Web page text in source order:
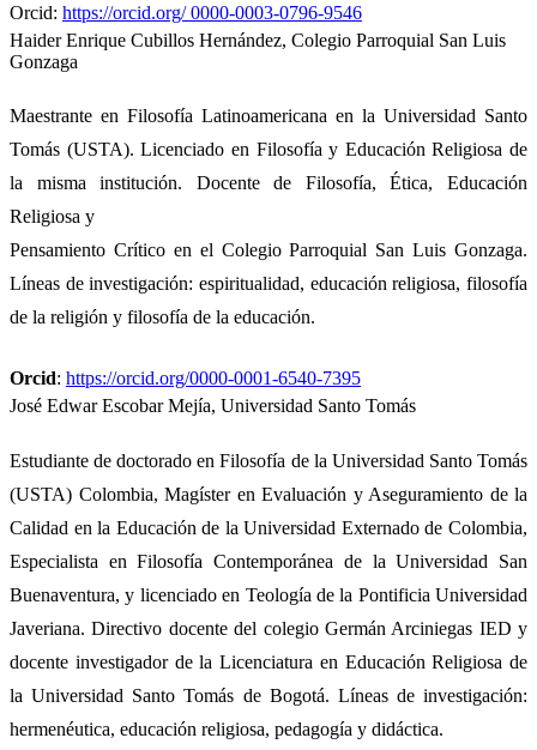
Orcid: https://orcid.org/ 0000-0003-0796-9546
Haider Enrique Cubillos Hernández, Colegio Parroquial San Luis
Gonzaga
Maestrante en Filosofía Latinoamericana en la Universidad Santo
Tomás (USTA). Licenciado en Filosofía y Educación Religiosa de
la misma institución. Docente de Filosofía, Ética, Educación
Religiosa y
Pensamiento Crítico en el Colegio Parroquial San Luis Gonzaga.
Líneas de investigación: espiritualidad, educación religiosa, filosofía
de la religión y filosofía de la educación.
Orcid: https://orcid.org/0000-0001-6540-7395
José Edwar Escobar Mejía, Universidad Santo Tomás
Estudiante de doctorado en Filosofía de la Universidad Santo Tomás
(USTA) Colombia, Magíster en Evaluación y Aseguramiento de la
Calidad en la Educación de la Universidad Externado de Colombia,
Especialista en Filosofía Contemporánea de la Universidad San
Buenaventura, y licenciado en Teología de la Pontificia Universidad
Javeriana. Directivo docente del colegio Germán Arciniegas IED y
docente investigador de la Licenciatura en Educación Religiosa de
la Universidad Santo Tomás de Bogotá. Líneas de investigación:
hermenéutica, educación religiosa, pedagogía y didáctica.